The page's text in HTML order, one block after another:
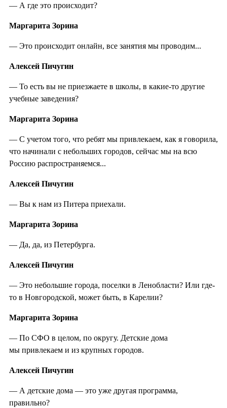
— А где это происходит?
Маргарита Зорина
— Это происходит онлайн, все занятия мы проводим...
Алексей Пичугин
— То есть вы не приезжаете в школы, в какие-то другие
учебные заведения?
Маргарита Зорина
— С учетом того, что ребят мы привлекаем, как я говорила,
что начинали с небольших городов, сейчас мы на всю
Россию распространяемся...
Алексей Пичугин
— Вы к нам из Питера приехали.
Маргарита Зорина
— Да, да, из Петербурга.
Алексей Пичугин
— Это небольшие города, поселки в Ленобласти? Или где-
то в Новгородской, может быть, в Карелии?
Маргарита Зорина
— По СФО в целом, по округу. Детские дома
мы привлекаем и из крупных городов.
Алексей Пичугин
— А детские дома — это уже другая программа,
правильно?